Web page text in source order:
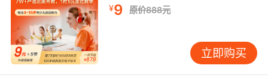
¥9 原价888元
立即购买